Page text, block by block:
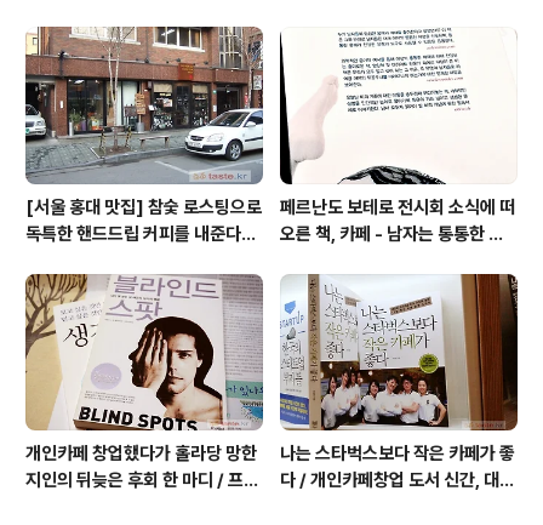
커피
[서울 홍대 맛집] 참숯 로스팅으로
독특한 핸드드립 커피를 내준다는
페르난도 보테로 전시회 소식에 떠
오른 책, 카페 - 남자는 통통한 여
개인카페 창업했다가 홀라당 망한
지인의 뒤늦은 후회 한 마디 / 프랜
나는 스타벅스보다 작은 카페가 좋
다 / 개인카페창업 도서 신간, 대전